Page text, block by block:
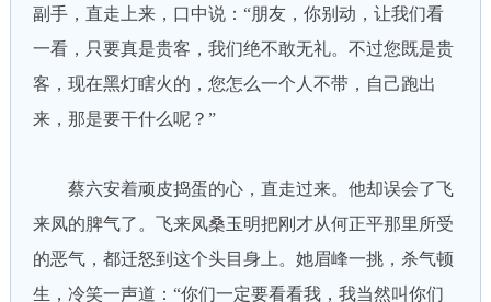
副手，直走上来，口中说：“朋友，你别动，让我们看
一看，只要真是贵客，我们绝不敢无礼。不过您既是贵
客，现在黑灯瞎火的，您怎么一个人不带，自己跑出
来，那是要干什么呢？”
蔡六安着顽皮捣蛋的心，直走过来。他却误会了飞
来凤的脾气了。飞来凤桑玉明把刚才从何正平那里所受
的恶气，都迁怒到这个头目身上。她眉峰一挑，杀气顿
生，冷笑一声道：“你们一定要看看我，我当然叫你们